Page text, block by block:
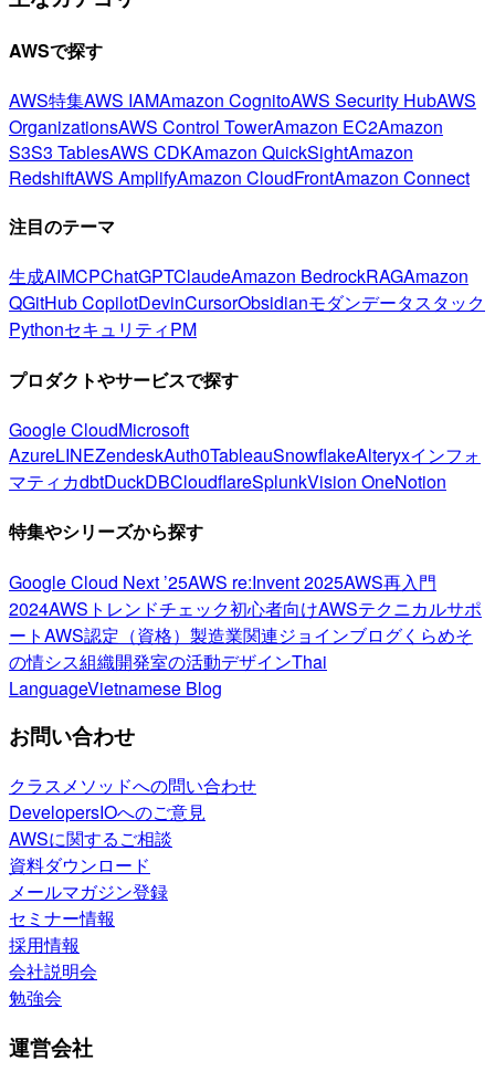
AWSで探す
AWS特集AWS IAMAmazon CognitoAWS Security HubAWS
OrganizationsAWS Control TowerAmazon EC2Amazon
S3S3 TablesAWS CDKAmazon QuickSightAmazon
RedshiftAWS AmplifyAmazon CloudFrontAmazon Connect
注目のテーマ
生成AIMCPChatGPTClaudeAmazon BedrockRAGAmazon
QGitHub CopilotDevinCursorObsidianモダンデータスタック
PythonセキュリティPM
プロダクトやサービスで探す
Google CloudMicrosoft
AzureLINEZendeskAuth0TableauSnowflakeAlteryxインフォ
マティカdbtDuckDBCloudflareSplunkVision OneNotion
特集やシリーズから探す
Google Cloud Next ’25AWS re:Invent 2025AWS再入門
2024AWSトレンドチェック初心者向けAWSテクニカルサポ
ートAWS認定（資格） 製造業関連ジョインブログくらめそ
の情シス組織開発室の活動デザインThai
LanguageVietnamese Blog
お問い合わせ
クラスメソッドへの問い合わせ
DevelopersIOへのご意見
AWSに関するご相談
資料ダウンロード
メールマガジン登録
セミナー情報
採用情報
会社説明会
勉強会
運営会社